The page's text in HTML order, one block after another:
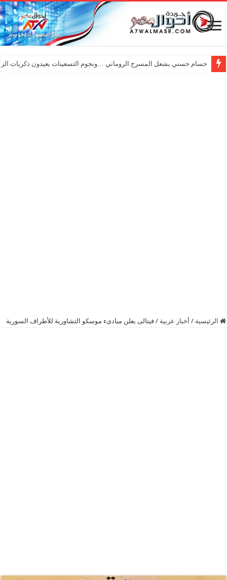
حسام حسني يشعل المسرح الروماني …ونجوم التسعينات يعيدون ذكريات
الرئيسية / أخبار عربية / فيتالى يعلن مبادىء موسكو التشاورية للأطراف السورية